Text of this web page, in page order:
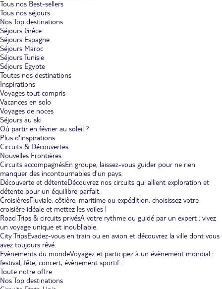
Tous nos Best-sellers
Tous nos séjours
Nos Top destinations
Séjours Grèce
Séjours Espagne
Séjours Maroc
Séjours Tunisie
Séjours Egypte
Toutes nos destinations
Inspirations
Voyages tout compris
Vacances en solo
Voyages de noces
Séjours au ski
Où partir en février au soleil ?
Plus d'inspirations
Circuits & Découvertes
Nouvelles Frontières
Circuits accompagnésEn groupe, laissez-vous guider pour ne rien
manquer des incontournables d'un pays.
Découverte et détenteDécouvrez nos circuits qui allient exploration et
détente pour un équilibre parfait.
CroisièresFluviale, côtière, maritime ou expédition, choisissez votre
croisière idéale et mettez les voiles !
Road Trips & circuits privésA votre rythme ou guidé par un expert : vivez
un voyage unique et inoubliable.
City TripsEvadez-vous en train ou en avion et découvrez la ville dont vous
avez toujours rêvé.
Evènements du mondeVoyagez et participez à un évènement mondial :
festival, fête, concert, évènement sportif...
Toute notre offre
Nos Top destinations